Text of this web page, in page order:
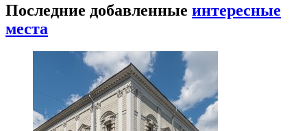
Последние добавленные интересные
места